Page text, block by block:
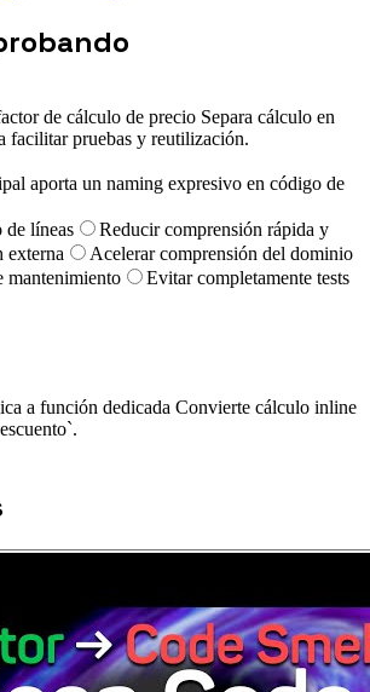
de cálculo de precio Separa cálculo en
facilitar pruebas y reutilización.
aporta un naming expresivo en código de
de líneas
Reducir comprensión rápida y
externa
Acelerar comprensión del dominio
mantenimiento
Evitar completamente tests
a función dedicada Convierte cálculo inline